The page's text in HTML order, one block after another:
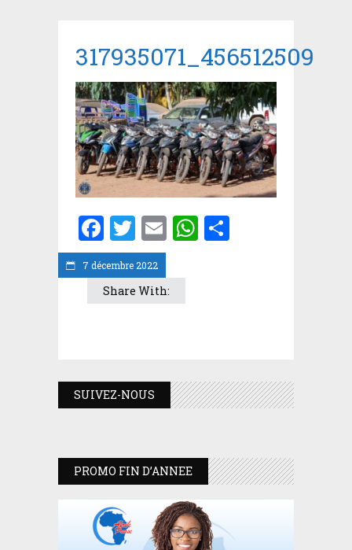
7 décembre 2022
Facebook
Twitter
EmailWhatsApp
Share With:
SUIVEZ-NOUS
PROMO FIN D’ANNEE